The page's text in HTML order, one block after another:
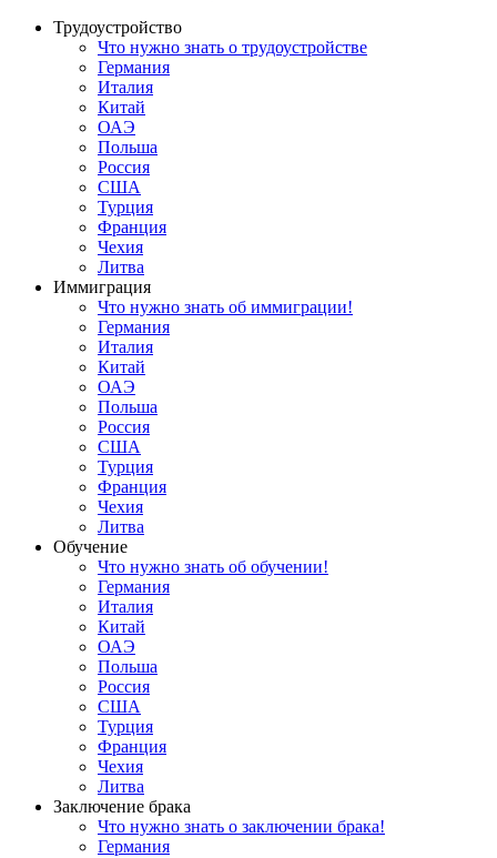
Трудоустройство
Что нужно знать о трудоустройстве
Германия
Италия
Китай
ОАЭ
Польша
Россия
США
Турция
Франция
Чехия
Литва
Иммиграция
Что нужно знать об иммиграции!
Германия
Италия
Китай
ОАЭ
Польша
Россия
США
Турция
Франция
Чехия
Литва
Обучение
Что нужно знать об обучении!
Германия
Италия
Китай
ОАЭ
Польша
Россия
США
Турция
Франция
Чехия
Литва
Заключение брака
Что нужно знать о заключении брака!
Германия